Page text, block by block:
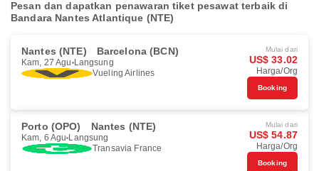
Pesan dan dapatkan penawaran tiket pesawat terbaik di
Bandara Nantes Atlantique (NTE)
Nantes (NTE) Barcelona (BCN)
Kam, 27 Agu Langsung
Vueling Airlines
Mulai dari
US$ 33.02
Harga/Org
Booking
Porto (OPO) Nantes (NTE)
Kam, 6 Agu Langsung
Transavia France
Mulai dari
US$ 54.87
Harga/Org
Booking